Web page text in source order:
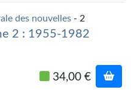
des nouvelles - 2
2 : 1955-1982
34,00 €